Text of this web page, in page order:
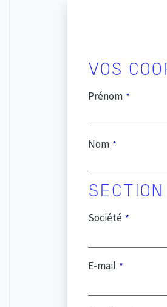
Prénom
Nom
Société
E-mail